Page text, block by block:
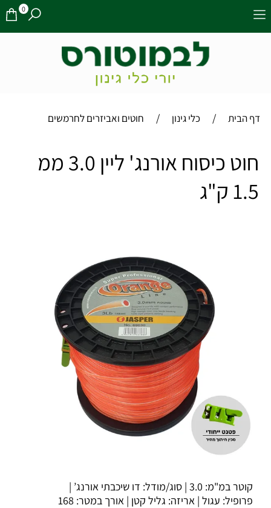
0
דף הבית / כלי גינון / חוטים ואביזרים לחרמשים
חוט כיסוח אורנג' ליין 3.0 ממ
1.5 ק"ג
קוטר במ"מ: 3.0 | סוג/מודל: דו שיכבתי אורנג’ |
פרופיל: עגול | אריזה: גליל קטן | אורך במטר: 168